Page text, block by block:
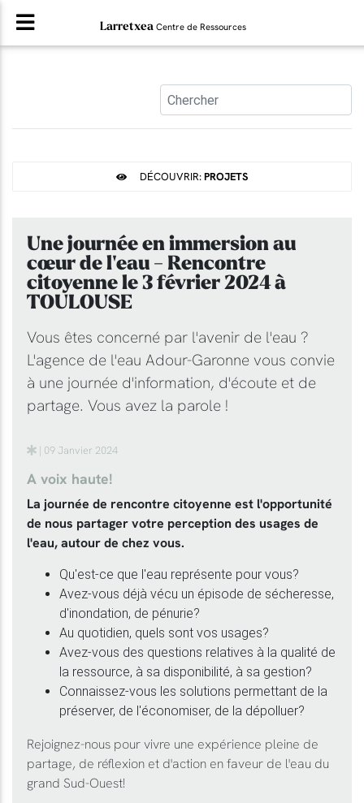
LarretxeaCentre de Ressources
DÉCOUVRIR:PROJETS
Une journée en immersion au
cœur de l'eau - Rencontre
citoyenne le 3 février 2024 à
TOULOUSE
Vous êtes concerné par l'avenir de l'eau ?
L'agence de l'eau Adour-Garonne vous convie
à une journée d'information, d'écoute et de
partage. Vous avez la parole !
| 09 Janvier 2024
A voix haute!
La journée de rencontre citoyenne est l'opportunité
de nous partager votre perception des usages de
l'eau, autour de chez vous.
Qu'est-ce que l'eau représente pour vous?
Avez-vous déjà vécu un épisode de sécheresse,
d'inondation, de pénurie?
Au quotidien, quels sont vos usages?
Avez-vous des questions relatives à la qualité de
la ressource, à sa disponibilité, à sa gestion?
Connaissez-vous les solutions permettant de la
préserver, de l'économiser, de la dépolluer?
Rejoignez-nous pour vivre une expérience pleine de
partage, de réflexion et d'action en faveur de l'eau du
grand Sud-Ouest!